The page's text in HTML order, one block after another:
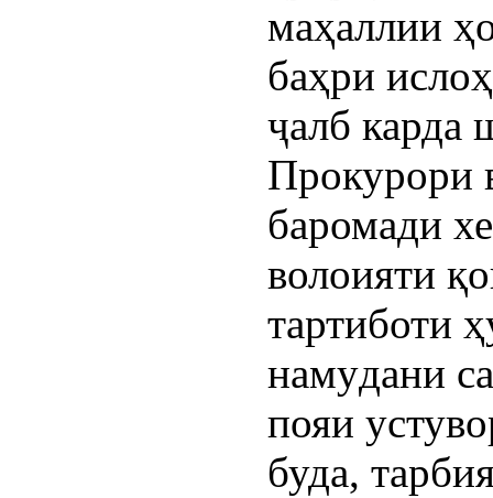
маҳаллии
баҳри
ҷалб карда
Прокурори
баромади
волоияти
тартиботи
намудани
пояи
буда,